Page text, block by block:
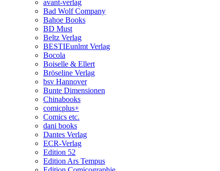
avant-verlag
Bad Wolf Company
Bahoe Books
BD Must
Beltz Verlag
BESTIEunlmt Verlag
Bocola
Boiselle & Ellert
Bröseline Verlag
bsv Hannover
Bunte Dimensionen
Chinabooks
comicplus+
Comics etc.
dani books
Dantes Verlag
ECR-Verlag
Edition 52
Edition Ars Tempus